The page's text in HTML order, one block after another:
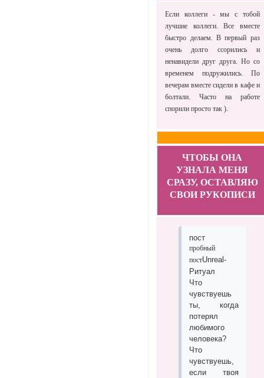
Если коллеги - мы с тобой
лучшие коллеги. Все вместе
быстро делаем. В первый раз
очень долго ссорились и
ненавидели друг друга. Но со
временем подружились. По
вечерам вместе сидели в кафе и
болтали. Часто на работе
спорили просто так ).
ЧТОБЫ ОНА
УЗНАЛА МЕНЯ
СРАЗУ, ОСТАВЛЯЮ
СВОИ РУКОПИСИ
пост
пробный
постUnreal-
Ритуал
Что
чувствуешь
ты, когда
потерял
любимого
человека?
Что
чувствуешь,
если твоя